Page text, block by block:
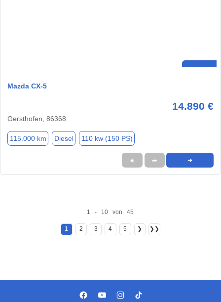
Mazda CX-5
14.890 €
Gersthofen, 86368
115.000 km Diesel 110 kw (150 PS)
★ ➦ ➜
1 - 10 von 45
1 2 3 4 5 ❯ ❯❯